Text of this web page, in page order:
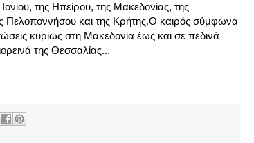
της Ηπείρου, της Μακεδονίας, της
Πελοποννήσου και της Κρήτης.Ο καιρός σύμφωνα
κυρίως στη Μακεδονία έως και σε πεδινά
της Θεσσαλίας...